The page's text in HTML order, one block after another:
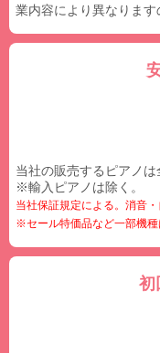
業内容により異なります
当社の販売するピアノは
※輸入ピアノは除く。
当社保証規定による。消音・
※セール特価品など一部機種
初